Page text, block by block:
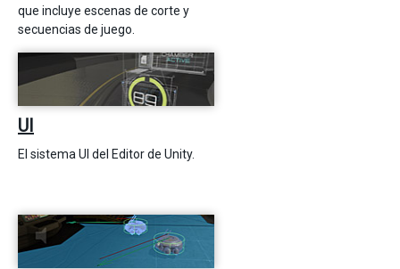
que incluye escenas de corte y
secuencias de juego.
UI
El sistema UI del Editor de Unity.